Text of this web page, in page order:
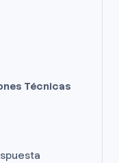
Técnicas